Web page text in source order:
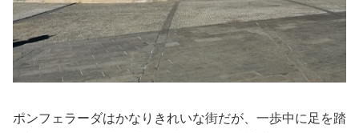
ポンフェラーダはかなりきれいな街だが、一歩中に足を踏